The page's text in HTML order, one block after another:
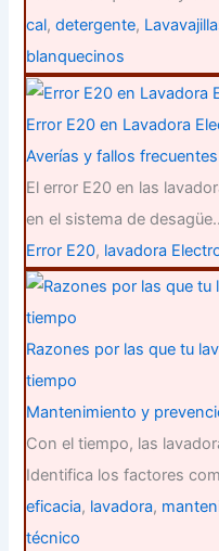
cal,detergente,
blanquecinos
Error E20 en Lavadora
Averías y fallos frecuentes
El error E20 en las
en el sistema de
Error E20, lavadora
Razones por las que tu
tiempo
Mantenimiento y
Con el tiempo, las
Identifica los factores
eficacia, lavadora,
técnico